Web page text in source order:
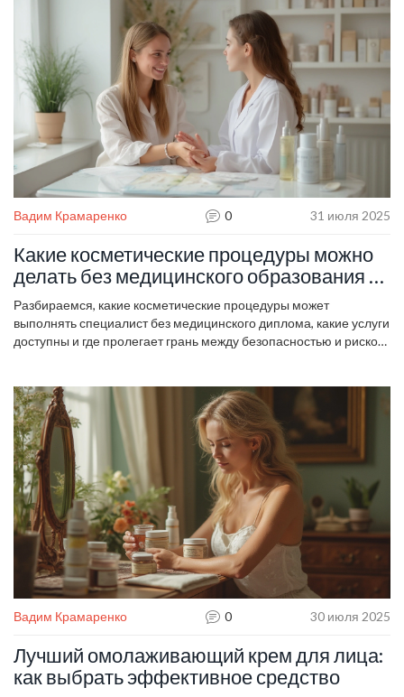
Вадим Крамаренко 0 31 июля 2025
Какие косметические процедуры можно
делать без медицинского образования —
список разрешённых услуг и риски
Разбираемся, какие косметические процедуры может
выполнять специалист без медицинского диплома, какие услуги
доступны и где пролегает грань между безопасностью и риском.
Вадим Крамаренко 0 30 июля 2025
Лучший омолаживающий крем для лица:
как выбрать эффективное средство